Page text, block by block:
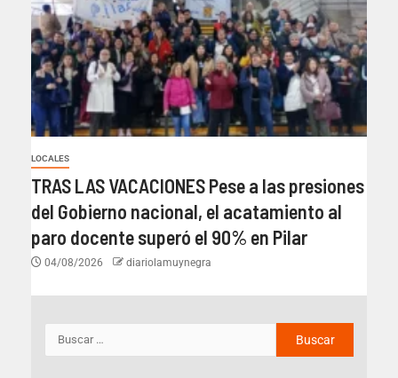
LOCALES
TRAS LAS VACACIONES Pese a las presiones
del Gobierno nacional, el acatamiento al
paro docente superó el 90% en Pilar
04/08/2026 diariolamuynegra